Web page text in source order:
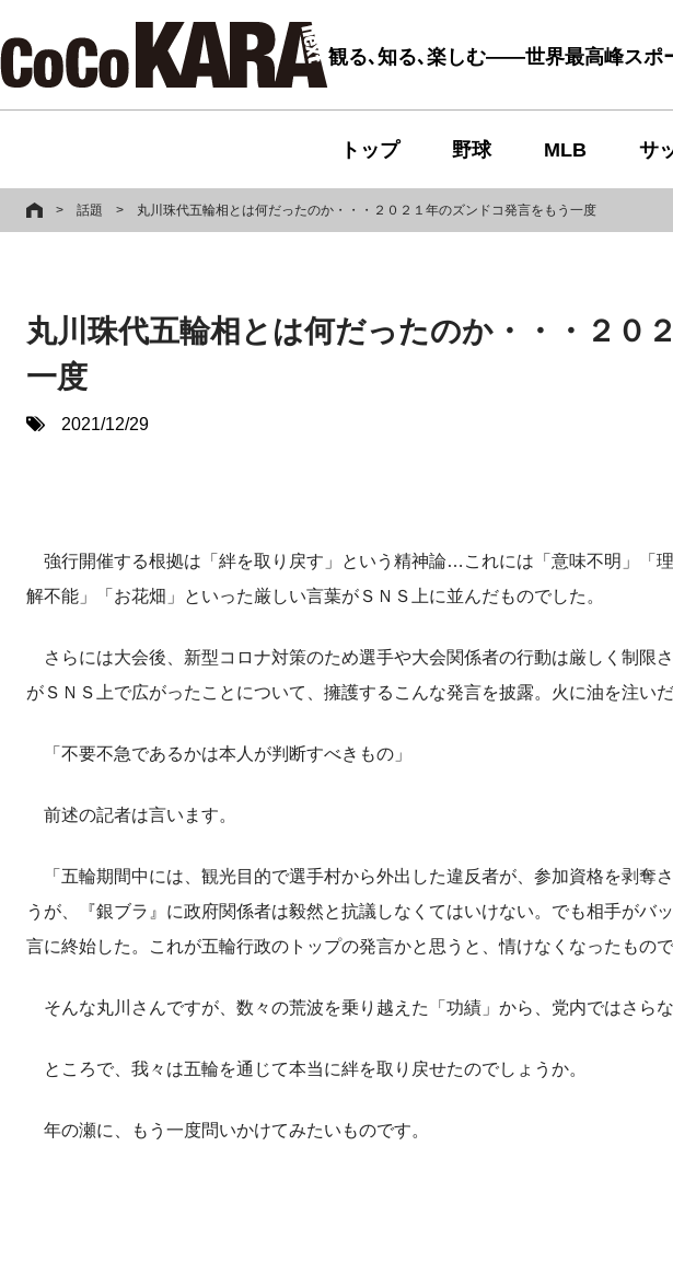
観る､知る､楽しむ――世界最高峰スポ
トップ 野球 MLB サ
> 話題 > 丸川珠代五輪相とは何だったのか・・・２０２１年のズンドコ発言をもう一度
丸川珠代五輪相とは何だったのか・・・２０
一度
2021/12/29
強行開催する根拠は「絆を取り戻す」という精神論…これには「意味不明」「理
解不能」「お花畑」といった厳しい言葉がＳＮＳ上に並んだものでした。
さらには大会後、新型コロナ対策のため選手や大会関係者の行動は厳しく制限
がＳＮＳ上で広がったことについて、擁護するこんな発言を披露。火に油を注いだ
「不要不急であるかは本人が判断すべきもの」
前述の記者は言います。
「五輪期間中には、観光目的で選手村から外出した違反者が、参加資格を剥奪
うが、『銀ブラ』に政府関係者は毅然と抗議しなくてはいけない。でも相手がバ
言に終始した。これが五輪行政のトップの発言かと思うと、情けなくなったもので
そんな丸川さんですが、数々の荒波を乗り越えた「功績」から、党内ではさら
ところで、我々は五輪を通じて本当に絆を取り戻せたのでしょうか。
年の瀬に、もう一度問いかけてみたいものです。